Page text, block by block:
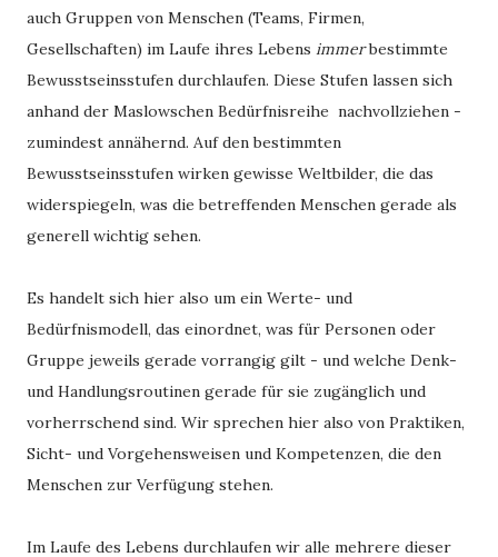
auch Gruppen von Menschen (Teams, Firmen,
Gesellschaften) im Laufe ihres Lebens immer bestimmte
Bewusstseinsstufen durchlaufen. Diese Stufen lassen sich
anhand der Maslowschen Bedürfnisreihe  nachvollziehen -
zumindest annähernd. Auf den bestimmten
Bewusstseinsstufen wirken gewisse Weltbilder, die das
widerspiegeln, was die betreffenden Menschen gerade als
generell wichtig sehen.
Es handelt sich hier also um ein Werte- und
Bedürfnismodell, das einordnet, was für Personen oder
Gruppe jeweils gerade vorrangig gilt - und welche Denk-
und Handlungsroutinen gerade für sie zugänglich und
vorherrschend sind. Wir sprechen hier also von Praktiken,
Sicht- und Vorgehensweisen und Kompetenzen, die den
Menschen zur Verfügung stehen.
Im Laufe des Lebens durchlaufen wir alle mehrere dieser